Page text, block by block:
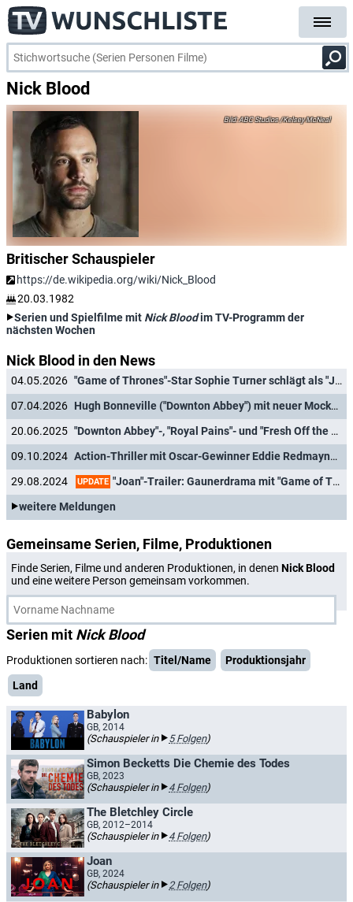
Nick Blood
ABC Studios /Kelsey McNeal
Britischer Schauspieler
https://de.wikipedia.org/wiki/Nick_Blood
20.03.1982
Serien und Spielfilme mit Nick Bloodim TV-Programm der
nächsten Wochen
Nick Blood in den News
04.05.2026
"Game of Thrones"-Star Sophie Turner schlägt als "Joan" endlich im Free-TV zu
07.04.2026
Hugh Bonneville ("Downton Abbey") mit neuer Mockumentary um "Fußball-Großereignis"
20.06.2025
"Downton Abbey"-, "Royal Pains"- und "Fresh Off the Boat"-Stars in Comedy um nächste Fußball-WM
09.10.2024
Action-Thriller mit Oscar-Gewinner Eddie Redmayne hat feurigen neuen Trailer
29.08.2024
UPDATE "Joan"-Trailer: Gaunerdrama mit "Game of Thrones"-Star findet deutsche Heimat
weitere Meldungen
Gemeinsame Serien, Filme, Produktionen
Finde Serien, Filme und anderen Produktionen, in denen Nick Blood
und eine weitere Person gemeinsam vorkommen.
Serien mit Nick Blood
Produktionen sortieren nach: Titel/Name
Produktionsjahr
Land
Babylon
GB, 2014
(Schauspieler in 5 Folgen)
Simon Becketts Die Chemie des Todes
GB, 2023
(Schauspieler in 4 Folgen)
The Bletchley Circle
GB, 2012–2014
(Schauspieler in 4 Folgen)
Joan
GB, 2024
(Schauspieler in 2 Folgen)